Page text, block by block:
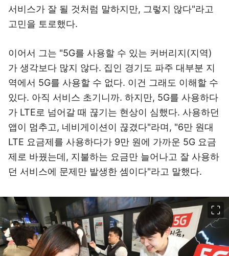
서비스가 잘 될 것처럼 말하지만, 그렇지 않다"라고
고민을 토로했다.
이어서 그는 "5G를 사용할 수 있는 커버리지(지역)
가 생각보다 많지 않다. 집인 경기도 파주 대부분 지
역에서 5G를 사용할 수 없다. 이건 그래도 이해할 수
있다. 아직 서비스 초기니까. 하지만, 5G를 사용하다
가 LTE로 넘어갈 때 끊기는 현상이 심했다. 사용하던
앱이 멈추고, 네비게이션이 끊겼다"라며, "6만 원대
LTE 요금제를 사용하다가 9만 원에 가까운 5G 요금
제로 바꿨는데, 지불하는 요금만 늘어나고 잘 사용하
던 서비스에 문제만 발생한 셈이다"라고 말했다.